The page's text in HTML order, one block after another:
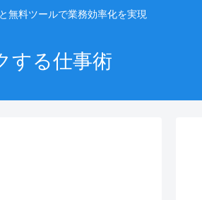
無料ツールで業務効率化を実現
する仕事術